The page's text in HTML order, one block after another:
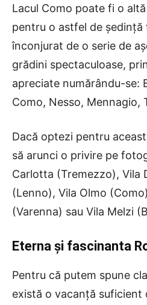
Lacul Como poate fi o
pentru o astfel de ședință
înconjurat de o serie de
grădini spectaculoase,
apreciate numărându-se:
Como, Nesso, Mennagio,
Dacă optezi pentru
să arunci o privire pe
Carlotta (Tremezzo), Vila
(Lenno), Vila Olmo
(Varenna) sau Vila Melzi
Eterna și fascinanta
Pentru că putem spune
există o vacanță suficient